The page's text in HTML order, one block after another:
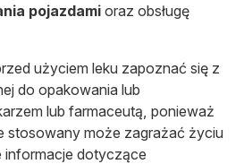
pojazdami oraz obsługę
użyciem leku zapoznać się z
do opakowania lub
lub farmaceutą, ponieważ
stosowany może zagrażać życiu
informacje dotyczące